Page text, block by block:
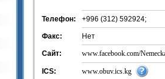
Телефон: +996 (312) 592924;
Факс: Нет
Сайт: www.facebook.com/
ICS: www.obuv.ics.kg